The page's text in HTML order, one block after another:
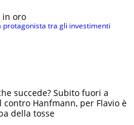
in oro
protagonista tra gli investimenti
succede? Subito fuori a
contro Hanfmann, per Flavio è
della tosse